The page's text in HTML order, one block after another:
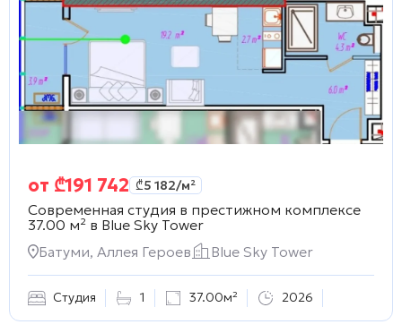
от ₾191 742 ₾5 182/м²
Современная студия в престижном комплексе
37.00 м² в Blue Sky Tower
Батуми, Аллея Героев
Blue Sky Tower
Студия 1 37.00м² 2026